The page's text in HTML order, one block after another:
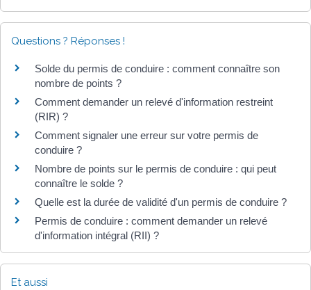
Questions ? Réponses !
Solde du permis de conduire : comment connaître son
nombre de points ?
Comment demander un relevé d'information restreint
(RIR) ?
Comment signaler une erreur sur votre permis de
conduire ?
Nombre de points sur le permis de conduire : qui peut
connaître le solde ?
Quelle est la durée de validité d'un permis de conduire ?
Permis de conduire : comment demander un relevé
d'information intégral (RII) ?
Et aussi